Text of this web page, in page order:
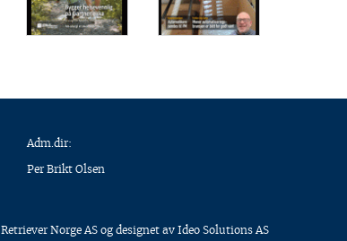
Adm.dir:
Per Brikt Olsen
Retriever Norge AS og designet av Ideo Solutions AS